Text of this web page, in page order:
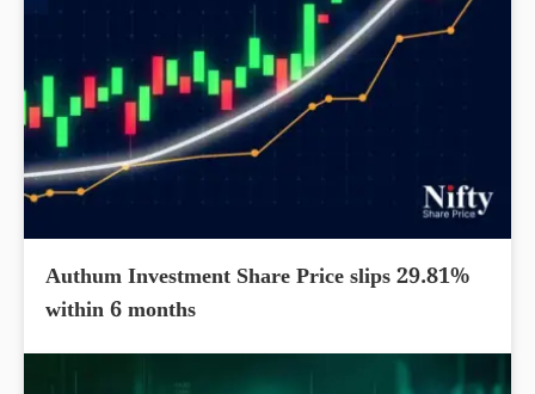
Authum Investment Share Price slips 29.81%
within 6 months